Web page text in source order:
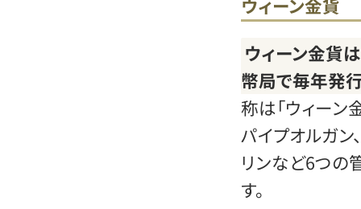
ウィーン金貨
ウィーン金貨
幣局で毎年発
称は「ウィーン
パイプオルガン
リンなど6つの
す。